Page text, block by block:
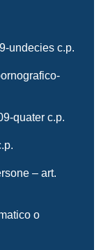
undecies c.p.
quater c.p.
– art.
o